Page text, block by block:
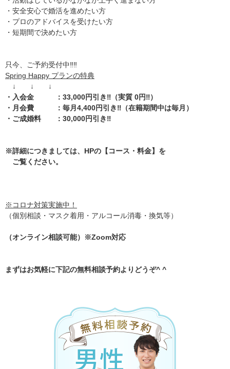
・安全安心で婚活を進めたい方
・プロのアドバイスを受けたい方
・短期間で決めたい方
只今、ご予約受付中‼️‼️
Spring Happy プランの特典
↓ ↓ ↓
・入会金 ：33,000円引き‼️（実質 0円‼️）
・月会費 ：毎月4,400円引き‼️（在籍期間中は毎月）
・ご成婚料 ：30,000円引き‼️
※詳細につきましては、HPの【コース・料金】を
ご覧ください。
※コロナ対策実施中！
（個別相談・マスク着用・アルコール消毒・換気等）
（オンライン相談可能）※Zoom対応
まずはお気軽に下記の無料相談予約よりどうぞ^ ^